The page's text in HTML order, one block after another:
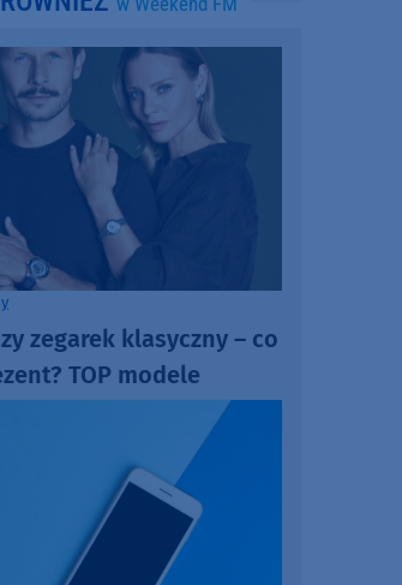
zegarek klasyczny – co
TOP modele